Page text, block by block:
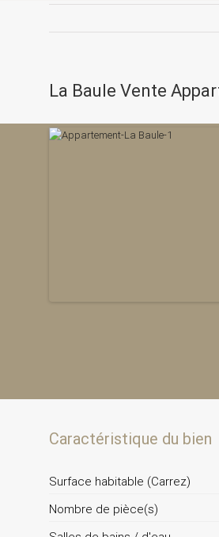
La Baule Vente
Caractéristique du bien
Surface habitable (Carrez)
Nombre de pièce(s)